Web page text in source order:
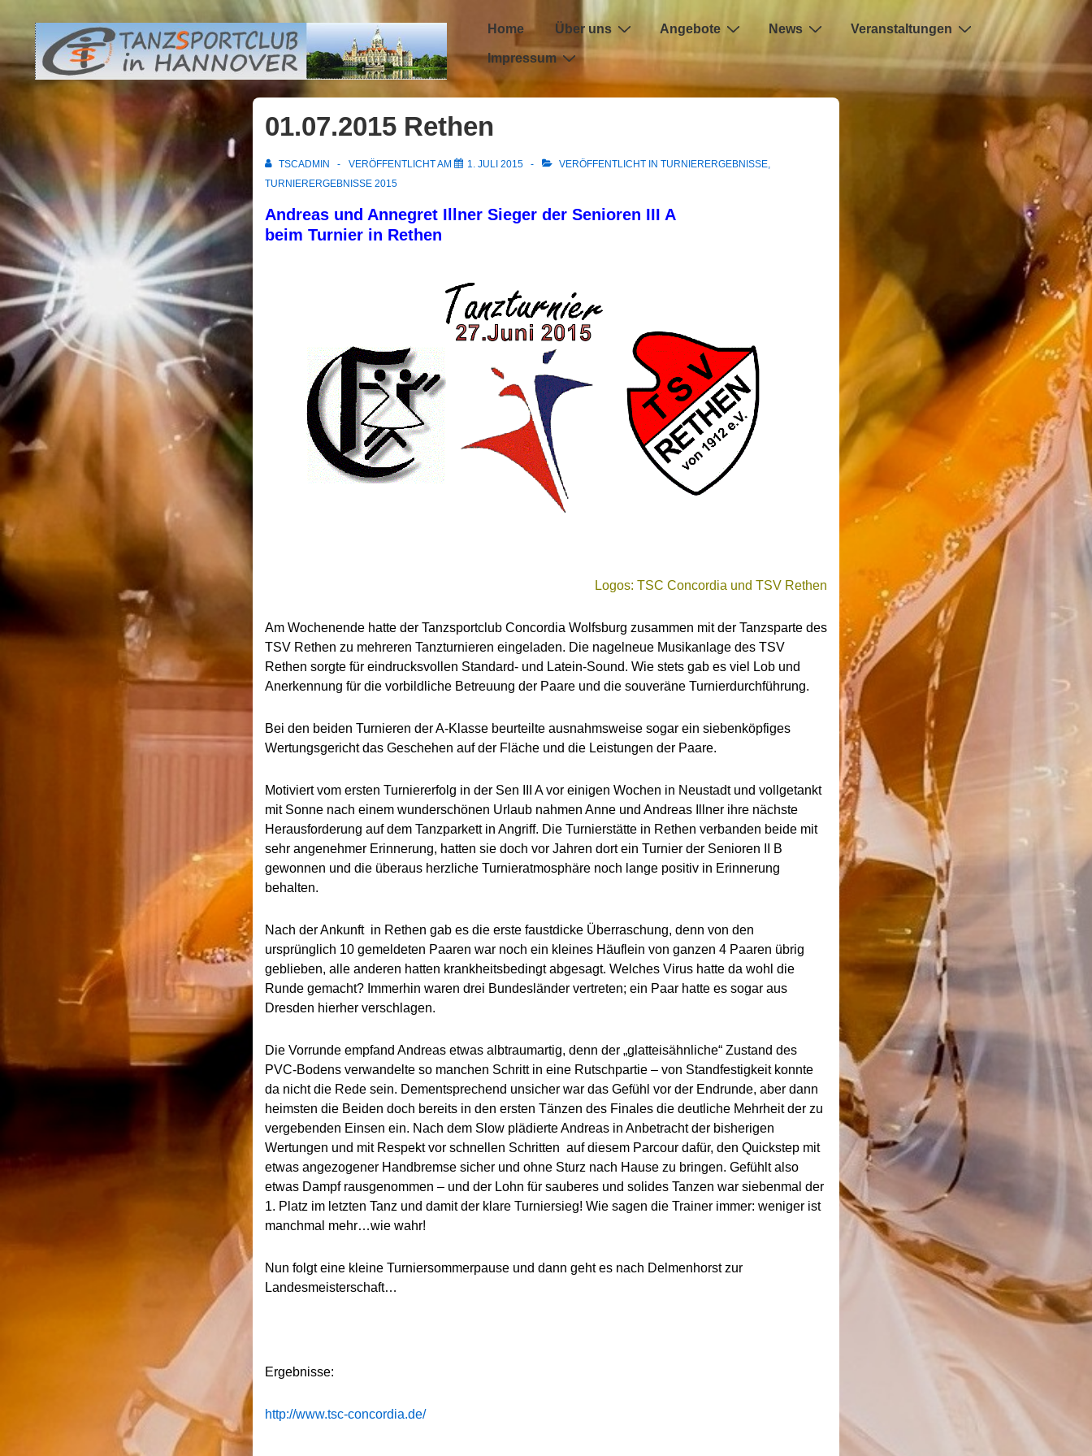
Hauptnavigation
Home Über uns Angebote News Veranstaltungen
Impressum
01.07.2015 Rethen
TSCADMIN VERÖFFENTLICHT AM 1. JULI 2015 VERÖFFENTLICHT IN TURNIERERGEBNISSE,
TURNIERERGEBNISSE 2015
Andreas und Annegret Illner Sieger der Senioren III A
beim Turnier in Rethen
Logos: TSC Concordia und TSV Rethen
Am Wochenende hatte der Tanzsportclub Concordia Wolfsburg zusammen mit der Tanzsparte des
TSV Rethen zu mehreren Tanzturnieren eingeladen. Die nagelneue Musikanlage des TSV
Rethen sorgte für eindrucksvollen Standard- und Latein-Sound. Wie stets gab es viel Lob und
Anerkennung für die vorbildliche Betreuung der Paare und die souveräne Turnierdurchführung.
Bei den beiden Turnieren der A-Klasse beurteilte ausnahmsweise sogar ein siebenköpfiges
Wertungsgericht das Geschehen auf der Fläche und die Leistungen der Paare.
Motiviert vom ersten Turniererfolg in der Sen III A vor einigen Wochen in Neustadt und vollgetankt
mit Sonne nach einem wunderschönen Urlaub nahmen Anne und Andreas Illner ihre nächste
Herausforderung auf dem Tanzparkett in Angriff. Die Turnierstätte in Rethen verbanden beide mit
sehr angenehmer Erinnerung, hatten sie doch vor Jahren dort ein Turnier der Senioren II B
gewonnen und die überaus herzliche Turnieratmosphäre noch lange positiv in Erinnerung
behalten.
Nach der Ankunft in Rethen gab es die erste faustdicke Überraschung, denn von den
ursprünglich 10 gemeldeten Paaren war noch ein kleines Häuflein von ganzen 4 Paaren übrig
geblieben, alle anderen hatten krankheitsbedingt abgesagt. Welches Virus hatte da wohl die
Runde gemacht? Immerhin waren drei Bundesländer vertreten; ein Paar hatte es sogar aus
Dresden hierher verschlagen.
Die Vorrunde empfand Andreas etwas albtraumartig, denn der „glatteisähnliche“ Zustand des
PVC-Bodens verwandelte so manchen Schritt in eine Rutschpartie – von Standfestigkeit konnte
da nicht die Rede sein. Dementsprechend unsicher war das Gefühl vor der Endrunde, aber dann
heimsten die Beiden doch bereits in den ersten Tänzen des Finales die deutliche Mehrheit der zu
vergebenden Einsen ein. Nach dem Slow plädierte Andreas in Anbetracht der bisherigen
Wertungen und mit Respekt vor schnellen Schritten auf diesem Parcour dafür, den Quickstep mit
etwas angezogener Handbremse sicher und ohne Sturz nach Hause zu bringen. Gefühlt also
etwas Dampf rausgenommen – und der Lohn für sauberes und solides Tanzen war siebenmal der
1. Platz im letzten Tanz und damit der klare Turniersieg! Wie sagen die Trainer immer: weniger ist
manchmal mehr…wie wahr!
Nun folgt eine kleine Turniersommerpause und dann geht es nach Delmenhorst zur
Landesmeisterschaft…
Ergebnisse:
http://www.tsc-concordia.de/